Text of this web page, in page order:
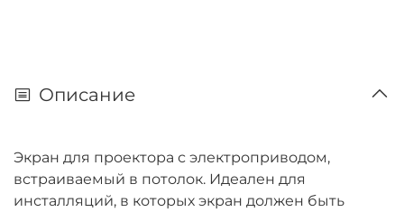
Описание
Экран для проектора с электроприводом,
встраиваемый в потолок. Идеален для
инсталляций, в которых экран должен быть